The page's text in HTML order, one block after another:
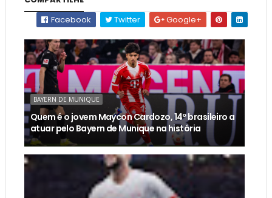
Facebook
Twitter Google+
BAYERN DE MUNIQUE
Quem é o jovem Maycon Cardozo, 14º brasileiro a
atuar pelo Bayern de Munique na história